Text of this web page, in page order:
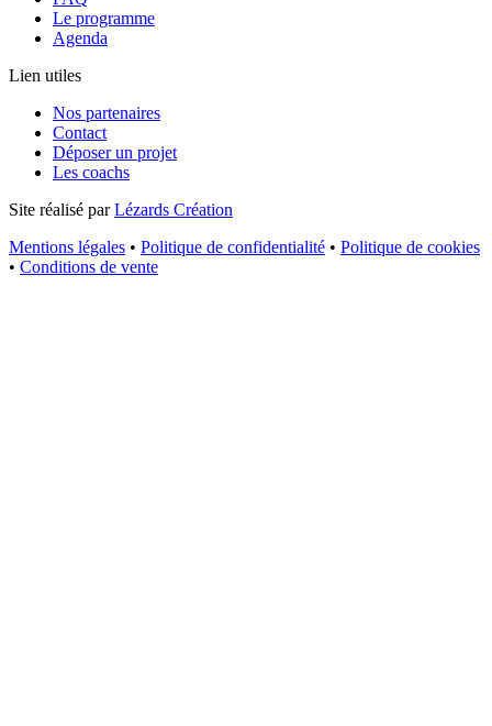
Le programme
Agenda
Lien utiles
Nos partenaires
Contact
Déposer un projet
Les coachs
Site réalisé parLézards Création
Mentions légales • Politique de confidentialité • Politique de cookies
• Conditions de vente